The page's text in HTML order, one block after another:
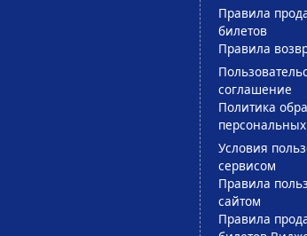
Правила
билетов
Правила
соглашение
Политика
Условия
сервисом
Правила
сайтом
Правила